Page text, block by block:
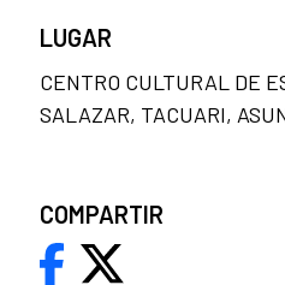
LUGAR
CENTRO CULTURAL DE
SALAZAR, TACUARI,
COMPARTIR